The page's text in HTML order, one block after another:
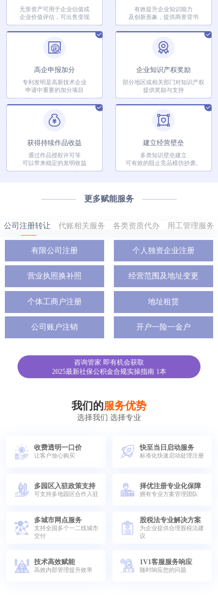
无形资产可用于企业估值或
企业价值评估，可出售变现
有效提升企业知识能力
及创新形象，提供商誉背书
高企申报加分
专利发明是高新技术企业
申请中重要的加分项目
企业知识产权奖励
部分地区或相关部门对知识产权
提供奖励与支持
获得持续作品收益
通过作品授权许可等
可以带来稳定的发明收益
建立经营壁垒
多类知识壁垒建立
可有效的阻止竞品模仿抄袭。
更多赋能服务
公司注册转让 代账相关服务 各类资质代办 用工管理服务
有限公司注册 个人独资企业注册
营业执照换补照 经营范围及地址变更
个体工商户注册 地址租赁
公司账户注销 开户一险一金户
咨询管家 即有机会获取
2025最新社保公积金合规实操指南 1本
我们的服务优势
选择我们 选择专业
收费透明一口价
让客户放心购买
快至当日启动服务
标准化快速启动处理注册
多园区入驻政策支持
可支持多地园区合作入驻
择优注册专业化保障
拥有专业方案管理团队
多城市网点服务
支持全国多个一二线城市
交付
股税法专业解决方案
为企业提供合理股税法建
议
技术高效赋能
高效内部管理提升效率
1V1客服服务响应
随时响应您的问题